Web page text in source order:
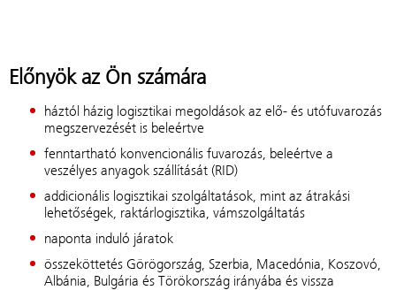
Előnyök az Ön számára
háztól házig logisztikai megoldások az elő- és utófuvarozás
megszervezését is beleértve
fenntartható konvencionális fuvarozás, beleértve a
veszélyes anyagok szállítását (RID)
addicionális logisztikai szolgáltatások, mint az átrakási
lehetőségek, raktárlogisztika, vámszolgáltatás
naponta induló járatok
összeköttetés Görögország, Szerbia, Macedónia, Koszovó,
Albánia, Bulgária és Törökország irányába és vissza